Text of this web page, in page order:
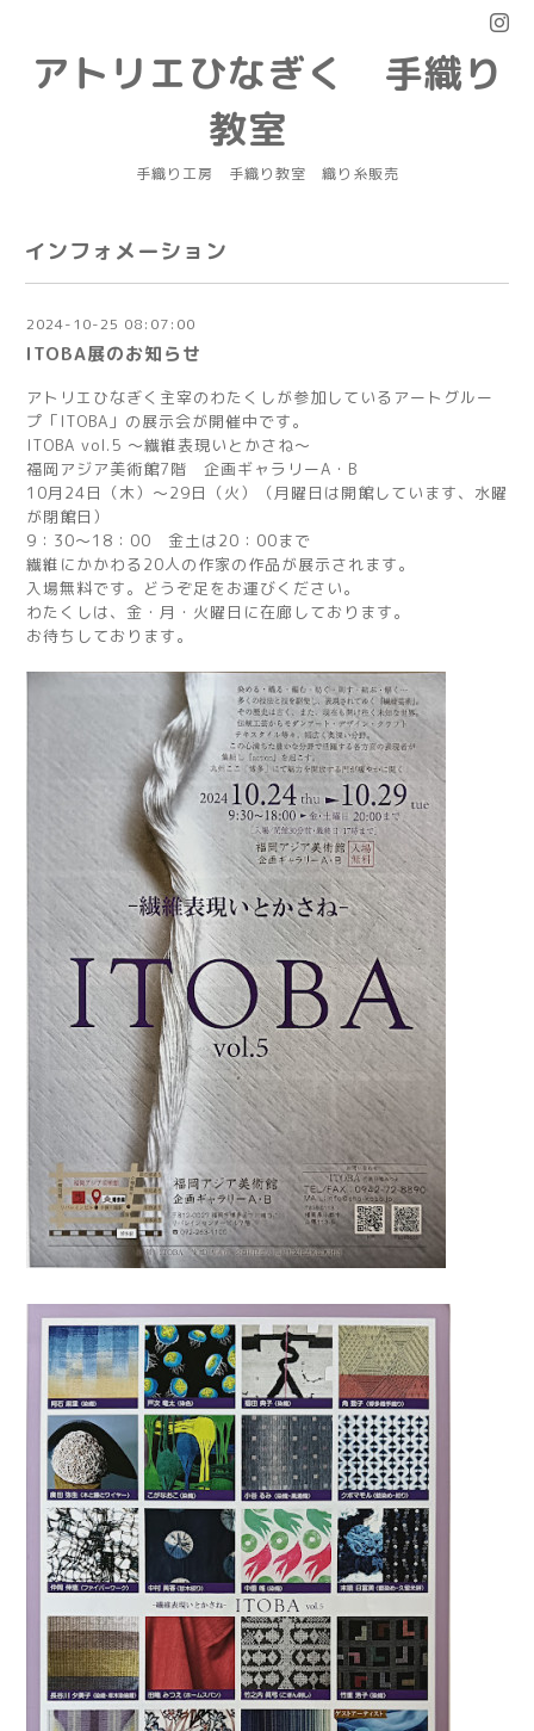
アトリエひなぎく 手織り
教室
手織り工房 手織り教室 織り糸販売
インフォメーション
2024-10-25 08:07:00
ITOBA展のお知らせ
アトリエひなぎく主宰のわたくしが参加しているアートグルー
プ「ITOBA」の展示会が開催中です。
ITOBA vol.5 ～繊維表現いとかさね～
福岡アジア美術館7階 企画ギャラリーA・B
10月24日（木）～29日（火）（月曜日は開館しています、水曜
が閉館日）
9：30～18：00 金土は20：00まで
繊維にかかわる20人の作家の作品が展示されます。
入場無料です。どうぞ足をお運びください。
わたくしは、金・月・火曜日に在廊しております。
お待ちしております。